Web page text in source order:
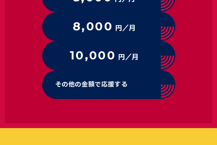
8,000 円／月
10,000 円／月
その他の金額で応援する